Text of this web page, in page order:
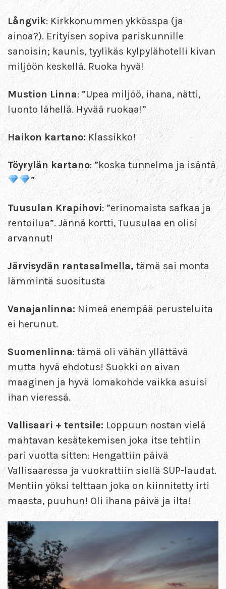
Långvik: Kirkkonummen ykkösspa (ja
ainoa?). Erityisen sopiva pariskunnille
sanoisin; kaunis, tyylikäs kylpylähotelli kivan
miljöön keskellä. Ruoka hyvä!
Mustion Linna: ”Upea miljöö, ihana, nätti,
luonto lähellä. Hyvää ruokaa!”
Haikon kartano: Klassikko!
Töyrylän kartano: ”koska tunnelma ja isäntä
”
Tuusulan Krapihovi: ”erinomaista safkaa ja
rentoilua”. Jännä kortti, Tuusulaa en olisi
arvannut!
Järvisydän rantasalmella, tämä sai monta
lämmintä suositusta
Vanajanlinna: Nimeä enempää perusteluita
ei herunut.
Suomenlinna: tämä oli vähän yllättävä
mutta hyvä ehdotus! Suokki on aivan
maaginen ja hyvä lomakohde vaikka asuisi
ihan vieressä.
Vallisaari + tentsile: Loppuun nostan vielä
mahtavan kesätekemisen joka itse tehtiin
pari vuotta sitten: Hengattiin päivä
Vallisaaressa ja vuokrattiin siellä SUP-laudat.
Mentiin yöksi telttaan joka on kiinnitetty irti
maasta, puuhun! Oli ihana päivä ja ilta!